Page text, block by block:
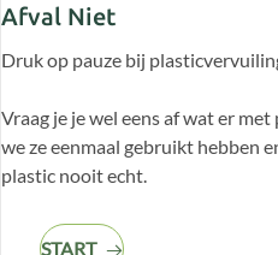
Afval Niet
Druk op pauze bij
Vraag je je wel eens af wat er
we ze eenmaal gebruikt hebben
plastic nooit echt.
START